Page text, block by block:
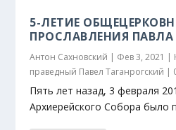
5-ЛЕТИЕ
ПРОСЛАВЛЕНИЯ
Антон Сахновский | Фев 3, 2021 |
праведный Павел Таганрогский |
Пять лет назад, 3 февраля
Архиерейского Собора было